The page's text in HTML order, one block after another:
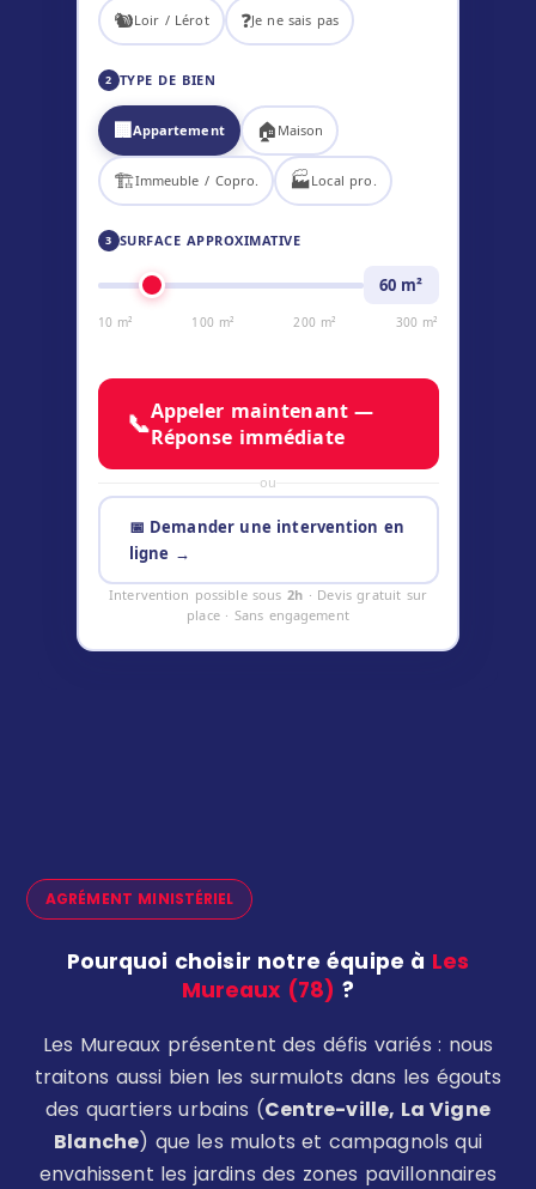
🐿️Loir / Lérot ❓Je ne sais pas
2 TYPE DE BIEN
🏢Appartement 🏠 Maison
🏗️Immeuble / Copro. 🏭Local pro.
3 SURFACE APPROXIMATIVE
60m²
10 m² 100 m² 200 m² 300 m²
📞Appeler maintenant —
Réponse immédiate
ou
📅 Demander une intervention en
ligne →
Intervention possible sous2h · Devis gratuit sur
place · Sans engagement
AGRÉMENT MINISTÉRIEL
Pourquoi choisir notre équipe à Les
Mureaux (78) ?
Les Mureaux présentent des défis variés : nous
traitons aussi bien les surmulots dans les égouts
des quartiers urbains (Centre-ville, La Vigne
Blanche) que les mulots et campagnols qui
envahissent les jardins des zones pavillonnaires